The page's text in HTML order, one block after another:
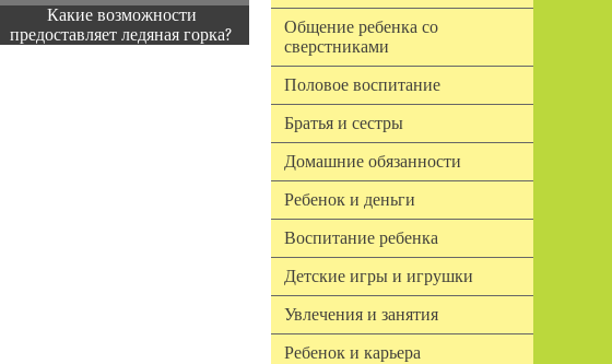
Какие возможности
предоставляет ледяная горка?
Общение ребенка со
сверстниками
Половое воспитание
Братья и сестры
Домашние обязанности
Ребенок и деньги
Воспитание ребенка
Детские игры и игрушки
Увлечения и занятия
Ребенок и карьера